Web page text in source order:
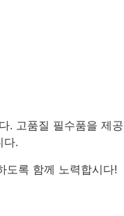
고품질 필수품을 제
다.
도록 함께 노력합시다!